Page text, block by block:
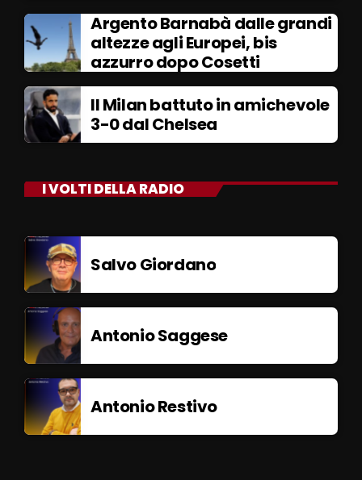
Argento Barnabà dalle grandi
altezze agli Europei, bis
azzurro dopo Cosetti
Il Milan battuto in amichevole
3-0 dal Chelsea
I VOLTI DELLA RADIO
Salvo Giordano
Antonio Saggese
Antonio Restivo